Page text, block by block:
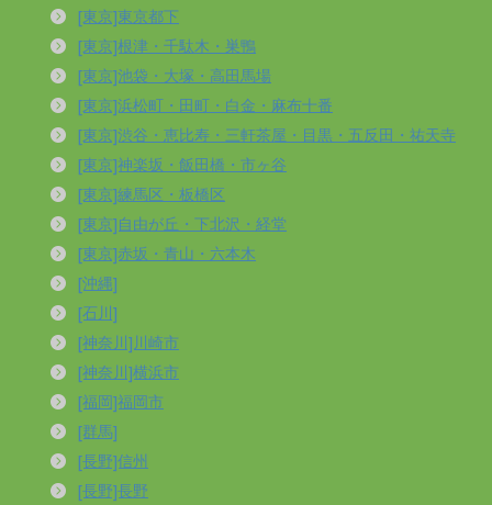
[東京]東京都下
[東京]根津・千駄木・巣鴨
[東京]池袋・大塚・高田馬場
[東京]浜松町・田町・白金・麻布十番
[東京]渋谷・恵比寿・三軒茶屋・目黒・五反田・祐天寺
[東京]神楽坂・飯田橋・市ヶ谷
[東京]練馬区・板橋区
[東京]自由が丘・下北沢・経堂
[東京]赤坂・青山・六本木
[沖縄]
[石川]
[神奈川]川崎市
[神奈川]横浜市
[福岡]福岡市
[群馬]
[長野]信州
[長野]長野